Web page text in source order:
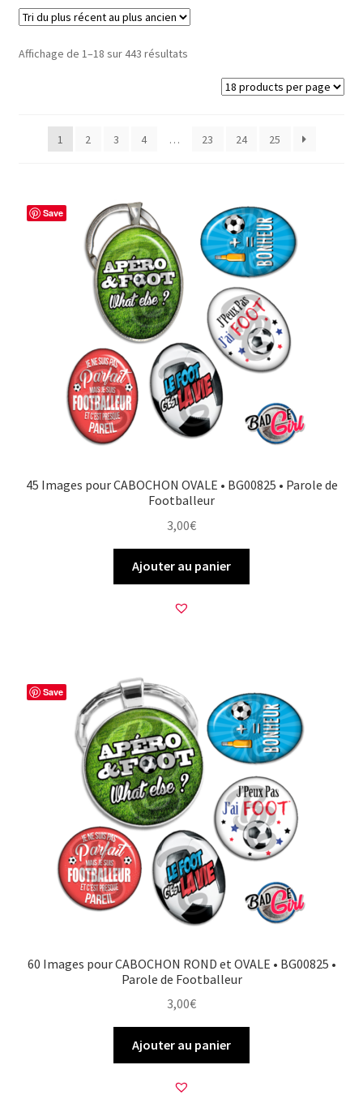
#5610 (pas de titre)
#5740 (pas de titre)
Boutique
Conditions Générales de Vente
Wishlist
Politique de Confidentialité
Validation de la commande
Affichage de 1–18 sur 443 résultatsTrié
plus
1 2 3 4 … 23 24 25
Save
45 Images pour CABOCHON OVALE • BG00825 • Parole de
Footballeur
3,00€
Ajouter au panier
Save
60 Images pour CABOCHON ROND et OVALE • BG00825 •
Parole de Footballeur
3,00€
Ajouter au panier